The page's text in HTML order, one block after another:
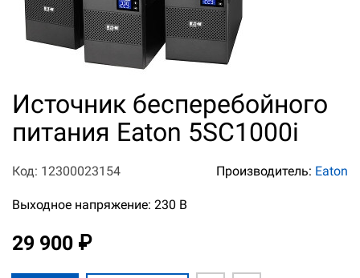
Источник бесперебойного
питания Eaton 5SC1000i
Код: 12300023154 Производитель: Eaton
Выходное напряжение: 230 В
29 900 ₽